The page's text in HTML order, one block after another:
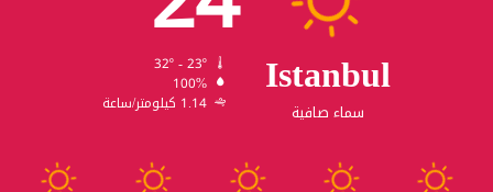
Istanbul
سماء صافية
100%
1.14 كيلومتر/ساعة